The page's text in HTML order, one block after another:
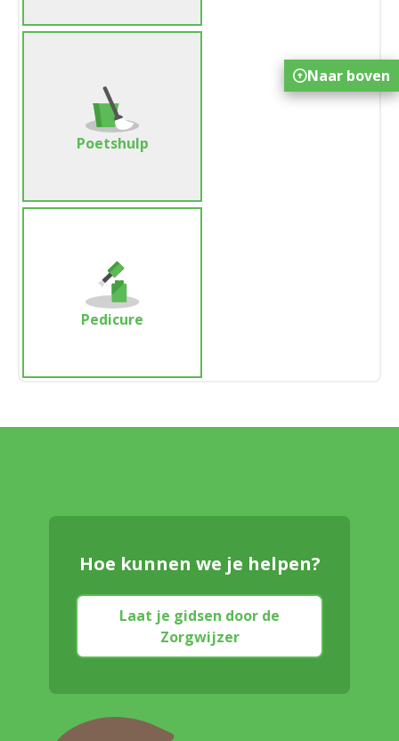
Poetshulp
Pedicure
Hoe kunnen we je helpen?
Laat je gidsen door de
Zorgwijzer
Naar boven